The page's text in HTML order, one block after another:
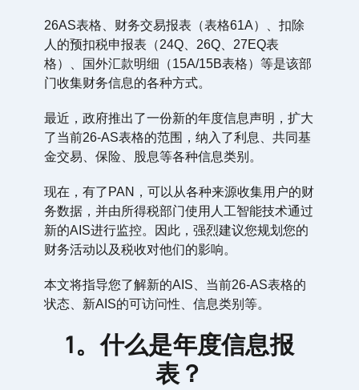
26AS表格、财务交易报表（表格61A）、扣除
人的预扣税申报表（24Q、26Q、27EQ表
格）、国外汇款明细（15A/15B表格）等是该部
门收集财务信息的各种方式。
最近，政府推出了一份新的年度信息声明，扩大
了当前26-AS表格的范围，纳入了利息、共同基
金交易、保险、股息等各种信息类别。
现在，有了PAN，可以从各种来源收集用户的财
务数据，并由所得税部门使用人工智能技术通过
新的AIS进行监控。因此，强烈建议您规划您的
财务活动以及税收对他们的影响。
本文将指导您了解新的AIS、当前26-AS表格的
状态、新AIS的可访问性、信息类别等。
1。什么是年度信息报
表？